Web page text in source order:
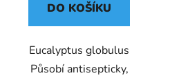
DO KOŠÍKU
Eucalyptus globulus
Působí antisepticky,